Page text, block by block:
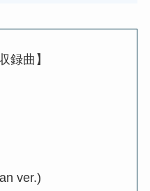
録曲】
ver.)